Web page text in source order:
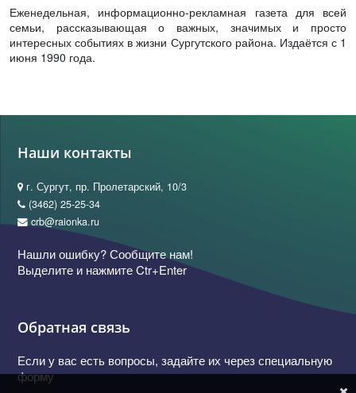
Еженедельная, информационно-рекламная газета для всей
семьи, рассказывающая о важных, значимых и просто
интересных событиях в жизни Сургутского района. Издаётся с 1
июня 1990 года.
Наши контакты
г. Сургут, пр. Пролетарский, 10/3
(3462) 25-25-34
crb@raionka.ru
Нашли ошибку? Сообщите нам!
Выделите и нажмите Ctr+Enter
Обратная связь
Если у вас есть вопросы, задайте их через специальную
форму